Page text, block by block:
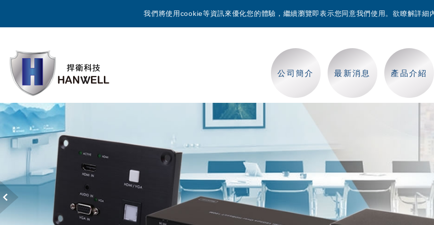
我們將使用cookie等資訊來優化您的體驗，繼續瀏覽即表示您同意我們使用。欲瞭解詳細
公司簡介 最新消息 產品介紹